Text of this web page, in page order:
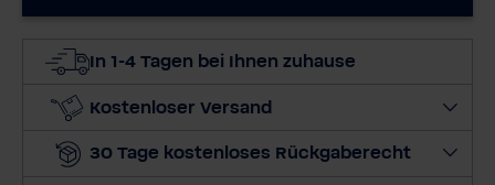
e
e
e
In 1-4 Tagen bei Ihnen zuhause
Kostenloser Versand
30 Tage kostenloses Rückgaberecht